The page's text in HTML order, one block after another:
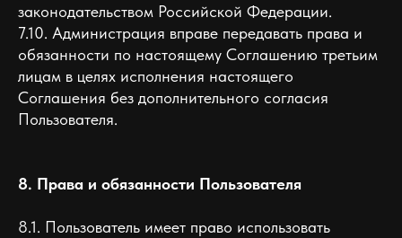
законодательством Российской Федерации.
7.10. Администрация вправе передавать права и
обязанности по настоящему Соглашению третьим
лицам в целях исполнения настоящего
Соглашения без дополнительного согласия
Пользователя.
8. Права и обязанности Пользователя
8.1. Пользователь имеет право использовать